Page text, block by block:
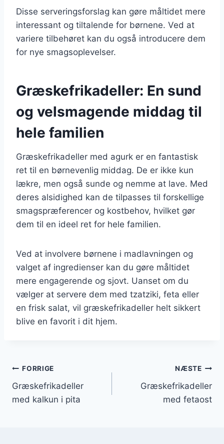
Disse serveringsforslag kan gøre måltidet mere
interessant og tiltalende for børnene. Ved at
variere tilbehøret kan du også introducere dem
for nye smagsoplevelser.
Græskefrikadeller: En sund
og velsmagende middag til
hele familien
Græskefrikadeller med agurk er en fantastisk
ret til en børnevenlig middag. De er ikke kun
lækre, men også sunde og nemme at lave. Med
deres alsidighed kan de tilpasses til forskellige
smagspræferencer og kostbehov, hvilket gør
dem til en ideel ret for hele familien.
Ved at involvere børnene i madlavningen og
valget af ingredienser kan du gøre måltidet
mere engagerende og sjovt. Uanset om du
vælger at servere dem med tzatziki, feta eller
en frisk salat, vil græskefrikadeller helt sikkert
blive en favorit i dit hjem.
Indlægsnavigation
FORRIGE
Græskefrikadeller
med kalkun i pita
NÆSTE
Græskefrikadeller
med fetaost